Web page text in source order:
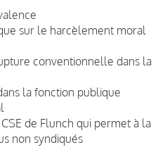
sur le harcèlement moral
conventionnelle dans la
la fonction publique
de Flunch qui permet à la
non syndiqués